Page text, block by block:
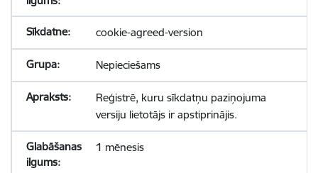
cookie-agreed-version
Nepieciešams
Reģistrē, kuru sīkdatņu paziņojuma
versiju lietotājs ir apstiprinājis.
1 mēnesis